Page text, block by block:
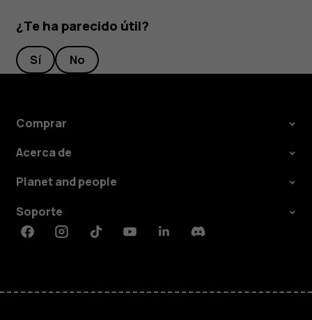
¿Te ha parecido útil?
Sí No
Comprar
Acerca de
Planet and people
Soporte
FacebookInstagramTiktokYoutubeLinkedinDiscord